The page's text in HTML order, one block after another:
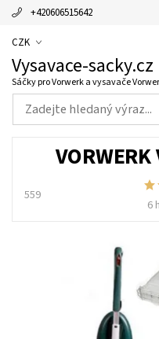
+420606515642
CZK
Vysavace-sacky.cz
Sáčky pro Vorwerk a vysavače
559
6